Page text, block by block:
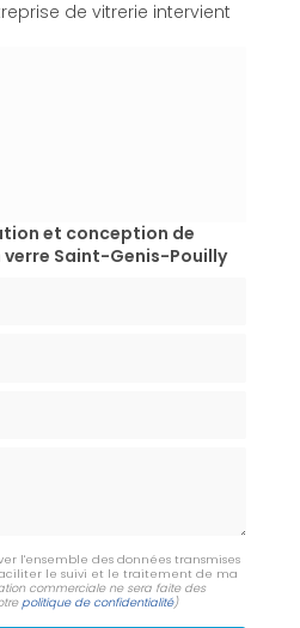
de vitrerie intervient
et conception de
verre Saint-Genis-Pouilly
l'ensemble des données transmises
le suivi et le traitement de ma
commerciale ne sera faite des
politique de confidentialité)